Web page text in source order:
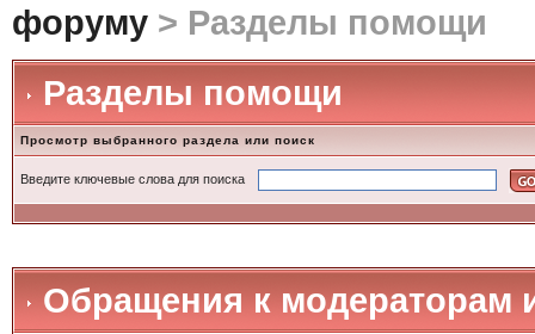
форуму> Разделы помощи
Разделы помощи
Просмотр выбранного раздела или поиск
Введите ключевые слова для поиска
Обращения к модераторам